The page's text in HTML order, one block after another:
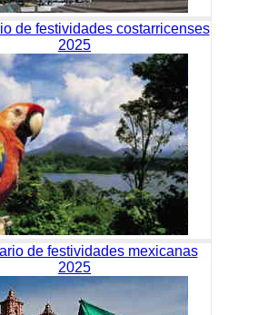
de festividades costarricenses
2025
de festividades mexicanas
2025